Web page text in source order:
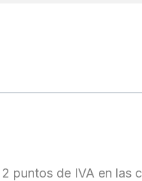
puntos de IVA en las